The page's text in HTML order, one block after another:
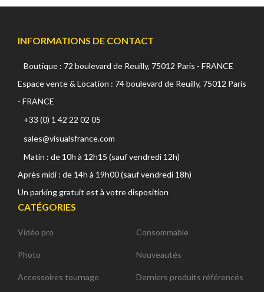
INFORMATIONS DE CONTACT
Boutique : 72 boulevard de Reuilly, 75012 Paris - FRANCE
Espace vente & Location : 74 boulevard de Reuilly, 75012 Paris
- FRANCE
+33 (0) 1 42 22 02 05
sales@visualsfrance.com
Matin : de 10h à 12h15 (sauf vendredi 12h)
Après midi : de 14h à 19h00 (sauf vendredi 18h)
Un parking gratuit est à votre disposition
CATÉGORIES
Vidéo pro
Photo
Accessoires tournage
Consommable
Nouveautés
Derniers produits référencés